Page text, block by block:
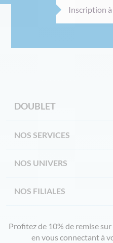
Inscription
DOUBLET
NOS SERVICES
NOS UNIVERS
NOS FILIALES
Profitez de 10% de remise
en vous connectant à